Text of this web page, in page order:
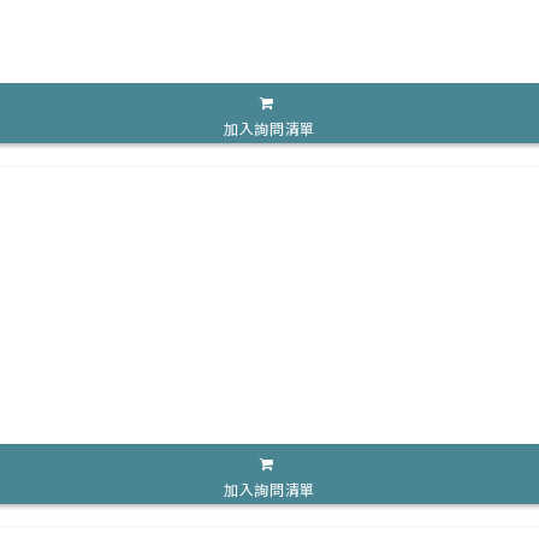
加入詢問清單
加入詢問清單